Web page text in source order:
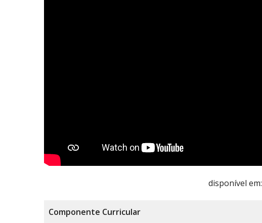
disponível em:
Componente Curricular